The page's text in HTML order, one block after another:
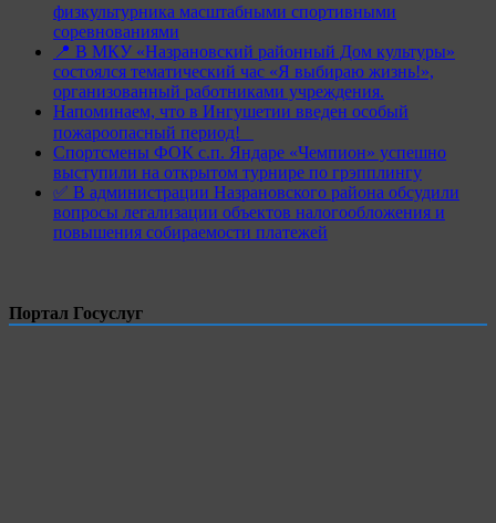
физкультурника масштабными спортивными
соревнованиями
📍 В МКУ «Назрановский районный Дом культуры»
состоялся тематический час «Я выбираю жизнь!»,
организованный работниками учреждения.
Напоминаем, что в Ингушетии введен особый
пожароопасный период!⁣⁣⠀
Спортсмены ФОК с.п. Яндаре «Чемпион» успешно
выступили на открытом турнире по грэпплингу
✅ В администрации Назрановского района обсудили
вопросы легализации объектов налогообложения и
повышения собираемости платежей
Портал Госуслуг